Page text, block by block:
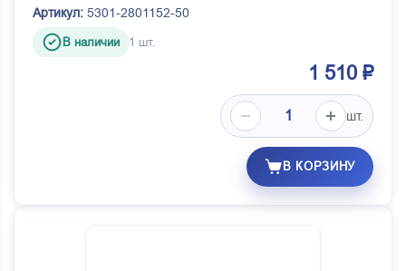
Чусовой ОАОЧМЗ
ШААЗ г.Шадринск
Артикул: 5301-2801152-50
В наличии 1 шт.
1 510 ₽
шт.
В КОРЗИНУ